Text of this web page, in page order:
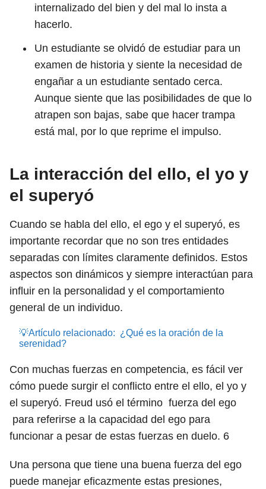
internalizado del bien y del mal lo insta a
hacerlo.
Un estudiante se olvidó de estudiar para un
examen de historia y siente la necesidad de
engañar a un estudiante sentado cerca.
Aunque siente que las posibilidades de que lo
atrapen son bajas, sabe que hacer trampa
está mal, por lo que reprime el impulso.
La interacción del ello, el yo y
el superyó
Cuando se habla del ello, el ego y el superyó, es
importante recordar que no son tres entidades
separadas con límites claramente definidos. Estos
aspectos son dinámicos y siempre interactúan para
influir en la personalidad y el comportamiento
general de un individuo.
💡Artículo relacionado: ¿Qué es la oración de la
serenidad?
Con muchas fuerzas en competencia, es fácil ver
cómo puede surgir el conflicto entre el ello, el yo y
el superyó. Freud usó el término fuerza del ego
para referirse a la capacidad del ego para
funcionar a pesar de estas fuerzas en duelo. 6
Una persona que tiene una buena fuerza del ego
puede manejar eficazmente estas presiones,